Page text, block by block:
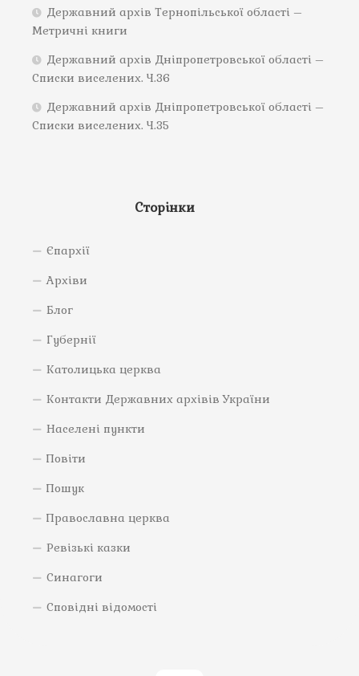
Державний архів Тернопільської області –
Метричні книги
Державний архів Дніпропетровської області –
Списки виселених. Ч.36
Державний архів Дніпропетровської області –
Списки виселених. Ч.35
Сторінки
Єпархії
Архіви
Блог
Губернії
Католицька церква
Контакти Державних архівів України
Населені пункти
Повіти
Пошук
Православна церква
Ревізькі казки
Синагоги
Сповідні відомості